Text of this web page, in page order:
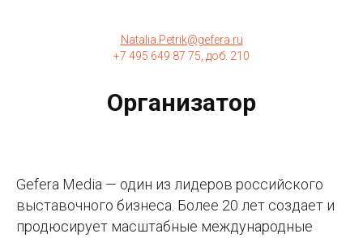
Natalia.Petrik@gefera.ru
+7 495 649 87 75, доб. 210
Организатор
Gefera Media — один из лидеров российского
выставочного бизнеса. Более 20 лет создает и
продюсирует масштабные международные